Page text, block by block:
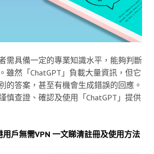
需具備一定的專業知識水平，能夠判斷
雖然「ChatGPT」負載大量資訊，但它
的答案，甚至有機會生成錯誤的回應。
慎查證、確認及使用「ChatGPT」提供
用戶無需VPN 一文睇清註冊及使用方法